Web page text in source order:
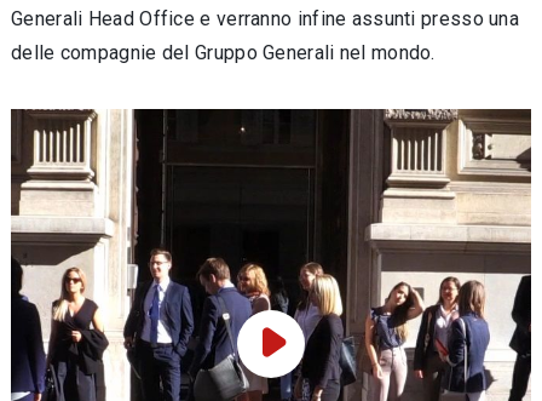
Generali Head Office e verranno infine assunti presso una
delle compagnie del Gruppo Generali nel mondo.
Play Video